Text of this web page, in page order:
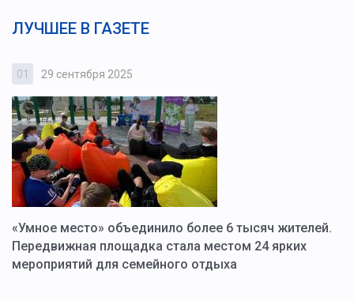
ЛУЧШЕЕ В ГАЗЕТЕ
01 29 сентября 2025
«Умное место» объединило более 6 тысяч жителей.
Передвижная площадка стала местом 24 ярких
мероприятий для семейного отдыха